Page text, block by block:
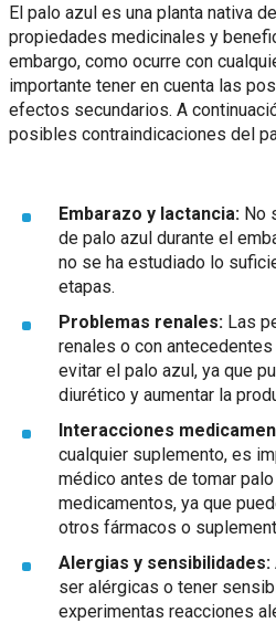
El palo azul es una planta nativa
propiedades medicinales y
embargo, como ocurre con
importante tener en cuenta las
efectos secundarios. A
posibles contraindicaciones del
Embarazo y lactancia: No
de palo azul durante el
no se ha estudiado lo
etapas.
Problemas renales: Las
renales o con
evitar el palo azul, ya que
diurético y aumentar la
Interacciones
cualquier suplemento, es
médico antes de tomar
medicamentos, ya que
otros fármacos o
Alergias y sensibilidades:
ser alérgicas o tener
experimentas reacciones